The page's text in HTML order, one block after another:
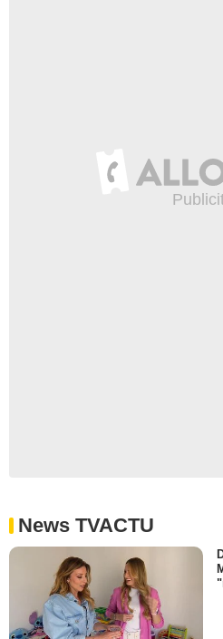
News TVACTU